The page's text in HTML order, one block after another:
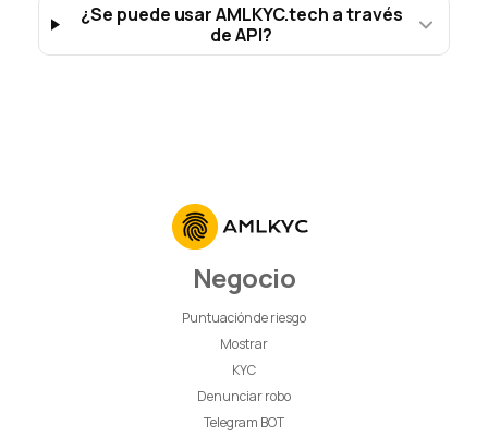
¿Se puede usar AMLKYC.tech a través
de API?
Negocio
Puntuación de riesgo
Mostrar
KYC
Denunciar robo
Telegram BOT